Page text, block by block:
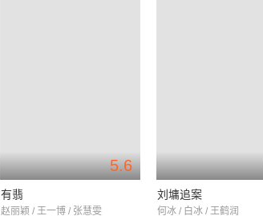
5.6
有翡
赵丽颖 / 王一博 / 张慧雯
刘墉追案
何冰 / 白冰 / 王鹤润